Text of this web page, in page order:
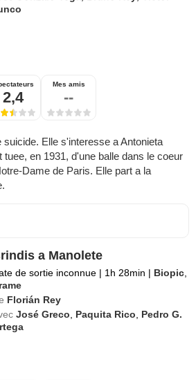
2,4
Mes amis
--
Elle s'interesse a Antonieta
en 1931, d'une balle dans le coeur
Dame de Paris. Elle part a la
a Manolete
de sortie inconnue | 1h 28min | Biopic,
Florián Rey
José Greco, Paquita Rico, Pedro G.